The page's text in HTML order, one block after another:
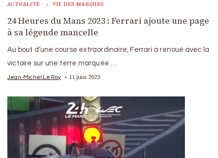
ACTUALITÉ VIE DES MARQUES
24 Heures du Mans 2023 : Ferrari ajoute une page
à sa légende mancelle
Au bout d’une course extraordinaire, Ferrari a renoué avec la
victoire sur une terre marquée …
Jean-Michel Le Roy 11 juin 2023